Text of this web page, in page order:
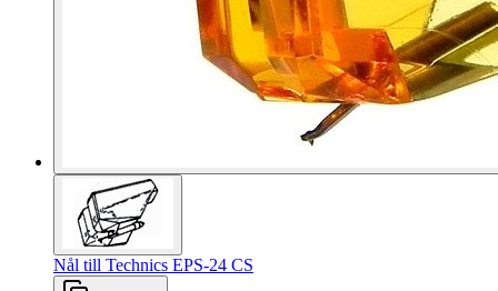
Nål till Technics EPS-24 CS